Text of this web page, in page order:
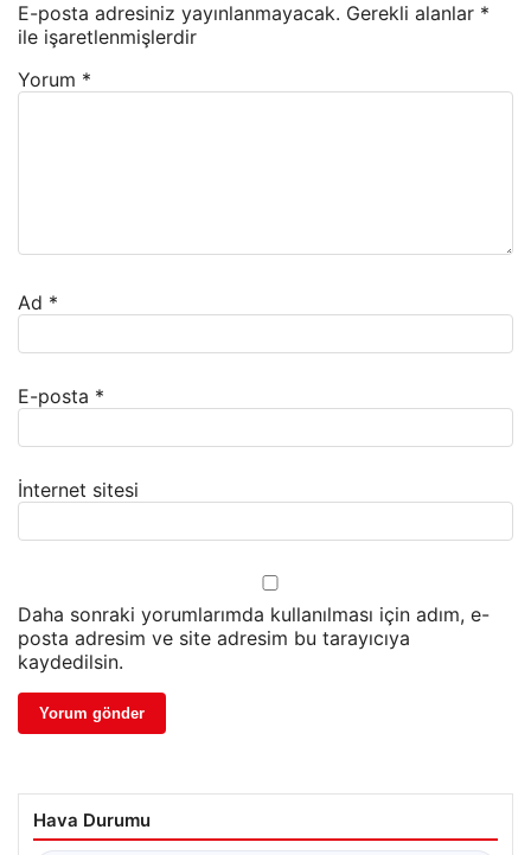
E-posta adresiniz yayınlanmayacak. Gerekli alanlar *
ile işaretlenmişlerdir
Yorum *
Ad *
E-posta *
İnternet sitesi
Daha sonraki yorumlarımda kullanılması için adım, e-
posta adresim ve site adresim bu tarayıcıya
kaydedilsin.
Hava Durumu